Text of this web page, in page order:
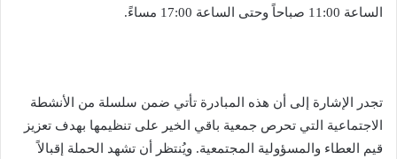
الساعة 11:00 صباحاً وحتى الساعة 17:00 مساءً.
تجدر الإشارة إلى أن هذه المبادرة تأتي ضمن سلسلة من الأنشطة
الاجتماعية التي تحرص جمعية باقي الخير على تنظيمها بهدف تعزيز
قيم العطاء والمسؤولية المجتمعية. ويُنتظر أن تشهد الحملة إقبالاً